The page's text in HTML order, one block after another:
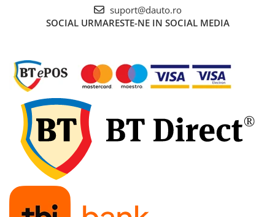
Suporturi pentru girofare auto si
Elemente Caroserie
Capace inox si jante
Capace piulite
Deflectoare geam
Oglinzi auto
Parasolare Camion – Cabina si
Accesorii
Protectii si pasaje roti
Reclame Luminoase
suport@dauto.ro
SOCIAL URMARESTE-NE IN SOCIAL MEDIA